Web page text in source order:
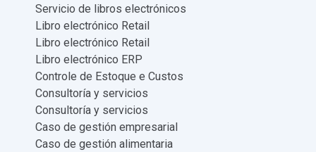
Servicio de libros electrónicos
Libro electrónico Retail
Libro electrónico Retail
Libro electrónico ERP
Controle de Estoque e Custos
Consultoría y servicios
Consultoría y servicios
Caso de gestión empresarial
Caso de gestión alimentaria